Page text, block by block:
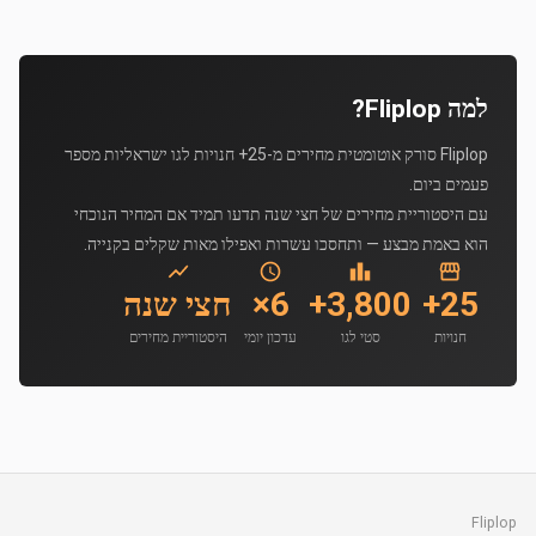
למה Fliplop?
Fliplop סורק אוטומטית מחירים מ-25+ חנויות לגו ישראליות מספר
פעמים ביום.
עם היסטוריית מחירים של חצי שנה תדעו תמיד אם המחיר הנוכחי
הוא באמת מבצע — ותחסכו עשרות ואפילו מאות שקלים בקנייה.
25+
חנויות
3,800+
סטי לגו
6×
עדכון יומי
חצי שנה
היסטוריית מחירים
Fliplop